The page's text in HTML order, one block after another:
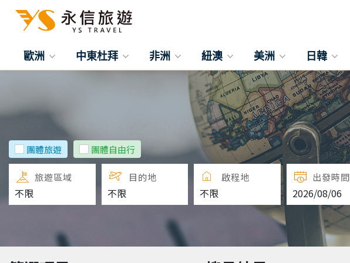
歐洲 中東杜拜 非洲 紐澳 美洲 日韓
團體旅遊 團體自由行
旅遊區域 目的地 啟程地 出發時間